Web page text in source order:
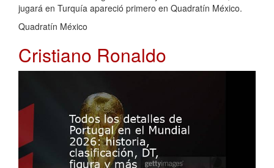
jugará en Turquía apareció primero en Quadratín México.
Quadratín México
Cristiano Ronaldo